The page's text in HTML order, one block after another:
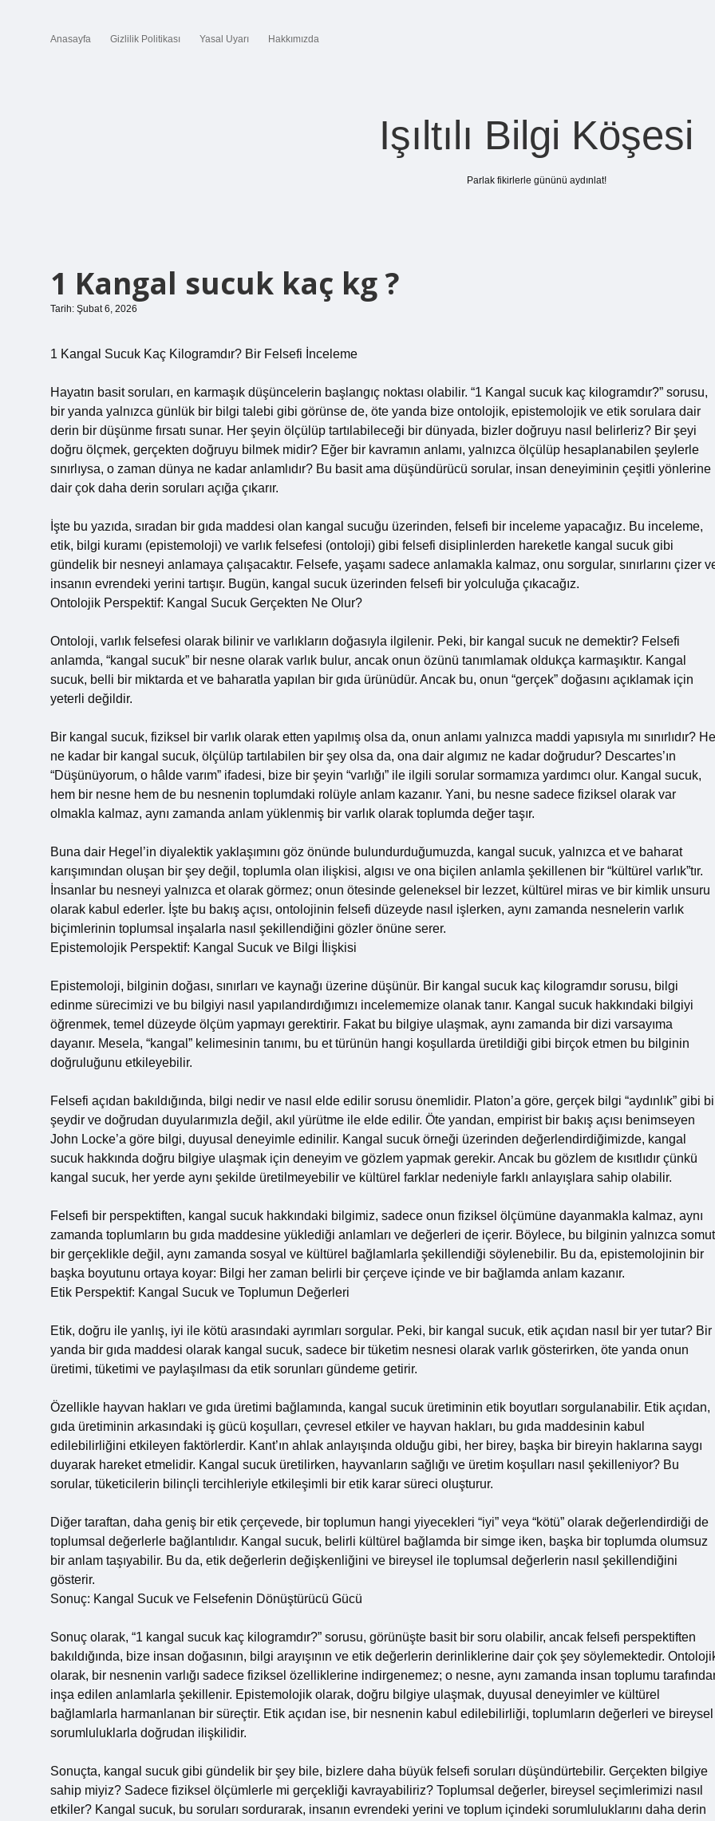
Anasayfa Gizlilik Politikası Yasal Uyarı Hakkımızda
Işıltılı Bilgi Köşesi
Parlak fikirlerle gününü aydınlat!
1 Kangal sucuk kaç kg ?
Tarih: Şubat 6, 2026
1 Kangal Sucuk Kaç Kilogramdır? Bir Felsefi İnceleme
Hayatın basit soruları, en karmaşık düşüncelerin başlangıç noktası olabilir. “1 Kangal sucuk kaç kilogramdır?” sorusu,
bir yanda yalnızca günlük bir bilgi talebi gibi görünse de, öte yanda bize ontolojik, epistemolojik ve etik sorulara dair
derin bir düşünme fırsatı sunar. Her şeyin ölçülüp tartılabileceği bir dünyada, bizler doğruyu nasıl belirleriz? Bir şeyi
doğru ölçmek, gerçekten doğruyu bilmek midir? Eğer bir kavramın anlamı, yalnızca ölçülüp hesaplanabilen şeylerle
sınırlıysa, o zaman dünya ne kadar anlamlıdır? Bu basit ama düşündürücü sorular, insan deneyiminin çeşitli yönlerine
dair çok daha derin soruları açığa çıkarır.
İşte bu yazıda, sıradan bir gıda maddesi olan kangal sucuğu üzerinden, felsefi bir inceleme yapacağız. Bu inceleme,
etik, bilgi kuramı (epistemoloji) ve varlık felsefesi (ontoloji) gibi felsefi disiplinlerden hareketle kangal sucuk gibi
gündelik bir nesneyi anlamaya çalışacaktır. Felsefe, yaşamı sadece anlamakla kalmaz, onu sorgular, sınırlarını çizer
insanın evrendeki yerini tartışır. Bugün, kangal sucuk üzerinden felsefi bir yolculuğa çıkacağız.
Ontolojik Perspektif: Kangal Sucuk Gerçekten Ne Olur?
Ontoloji, varlık felsefesi olarak bilinir ve varlıkların doğasıyla ilgilenir. Peki, bir kangal sucuk ne demektir? Felsefi
anlamda, “kangal sucuk” bir nesne olarak varlık bulur, ancak onun özünü tanımlamak oldukça karmaşıktır. Kangal
sucuk, belli bir miktarda et ve baharatla yapılan bir gıda ürünüdür. Ancak bu, onun “gerçek” doğasını açıklamak için
yeterli değildir.
Bir kangal sucuk, fiziksel bir varlık olarak etten yapılmış olsa da, onun anlamı yalnızca maddi yapısıyla mı sınırlıdır?
ne kadar bir kangal sucuk, ölçülüp tartılabilen bir şey olsa da, ona dair algımız ne kadar doğrudur? Descartes’ın
“Düşünüyorum, o hâlde varım” ifadesi, bize bir şeyin “varlığı” ile ilgili sorular sormamıza yardımcı olur. Kangal sucuk,
hem bir nesne hem de bu nesnenin toplumdaki rolüyle anlam kazanır. Yani, bu nesne sadece fiziksel olarak var
olmakla kalmaz, aynı zamanda anlam yüklenmiş bir varlık olarak toplumda değer taşır.
Buna dair Hegel’in diyalektik yaklaşımını göz önünde bulundurduğumuzda, kangal sucuk, yalnızca et ve baharat
karışımından oluşan bir şey değil, toplumla olan ilişkisi, algısı ve ona biçilen anlamla şekillenen bir “kültürel varlık”tır.
İnsanlar bu nesneyi yalnızca et olarak görmez; onun ötesinde geleneksel bir lezzet, kültürel miras ve bir kimlik unsuru
olarak kabul ederler. İşte bu bakış açısı, ontolojinin felsefi düzeyde nasıl işlerken, aynı zamanda nesnelerin varlık
biçimlerinin toplumsal inşalarla nasıl şekillendiğini gözler önüne serer.
Epistemolojik Perspektif: Kangal Sucuk ve Bilgi İlişkisi
Epistemoloji, bilginin doğası, sınırları ve kaynağı üzerine düşünür. Bir kangal sucuk kaç kilogramdır sorusu, bilgi
edinme sürecimizi ve bu bilgiyi nasıl yapılandırdığımızı incelememize olanak tanır. Kangal sucuk hakkındaki bilgiyi
öğrenmek, temel düzeyde ölçüm yapmayı gerektirir. Fakat bu bilgiye ulaşmak, aynı zamanda bir dizi varsayıma
dayanır. Mesela, “kangal” kelimesinin tanımı, bu et türünün hangi koşullarda üretildiği gibi birçok etmen bu bilginin
doğruluğunu etkileyebilir.
Felsefi açıdan bakıldığında, bilgi nedir ve nasıl elde edilir sorusu önemlidir. Platon’a göre, gerçek bilgi “aydınlık” gibi
şeydir ve doğrudan duyularımızla değil, akıl yürütme ile elde edilir. Öte yandan, empirist bir bakış açısı benimseyen
John Locke’a göre bilgi, duyusal deneyimle edinilir. Kangal sucuk örneği üzerinden değerlendirdiğimizde, kangal
sucuk hakkında doğru bilgiye ulaşmak için deneyim ve gözlem yapmak gerekir. Ancak bu gözlem de kısıtlıdır çünkü
kangal sucuk, her yerde aynı şekilde üretilmeyebilir ve kültürel farklar nedeniyle farklı anlayışlara sahip olabilir.
Felsefi bir perspektiften, kangal sucuk hakkındaki bilgimiz, sadece onun fiziksel ölçümüne dayanmakla kalmaz, aynı
zamanda toplumların bu gıda maddesine yüklediği anlamları ve değerleri de içerir. Böylece, bu bilginin yalnızca somut
bir gerçeklikle değil, aynı zamanda sosyal ve kültürel bağlamlarla şekillendiği söylenebilir. Bu da, epistemolojinin bir
başka boyutunu ortaya koyar: Bilgi her zaman belirli bir çerçeve içinde ve bir bağlamda anlam kazanır.
Etik Perspektif: Kangal Sucuk ve Toplumun Değerleri
Etik, doğru ile yanlış, iyi ile kötü arasındaki ayrımları sorgular. Peki, bir kangal sucuk, etik açıdan nasıl bir yer tutar? Bir
yanda bir gıda maddesi olarak kangal sucuk, sadece bir tüketim nesnesi olarak varlık gösterirken, öte yanda onun
üretimi, tüketimi ve paylaşılması da etik sorunları gündeme getirir.
Özellikle hayvan hakları ve gıda üretimi bağlamında, kangal sucuk üretiminin etik boyutları sorgulanabilir. Etik açıdan,
gıda üretiminin arkasındaki iş gücü koşulları, çevresel etkiler ve hayvan hakları, bu gıda maddesinin kabul
edilebilirliğini etkileyen faktörlerdir. Kant’ın ahlak anlayışında olduğu gibi, her birey, başka bir bireyin haklarına saygı
duyarak hareket etmelidir. Kangal sucuk üretilirken, hayvanların sağlığı ve üretim koşulları nasıl şekilleniyor? Bu
sorular, tüketicilerin bilinçli tercihleriyle etkileşimli bir etik karar süreci oluşturur.
Diğer taraftan, daha geniş bir etik çerçevede, bir toplumun hangi yiyecekleri “iyi” veya “kötü” olarak değerlendirdiği de
toplumsal değerlerle bağlantılıdır. Kangal sucuk, belirli kültürel bağlamda bir simge iken, başka bir toplumda olumsuz
bir anlam taşıyabilir. Bu da, etik değerlerin değişkenliğini ve bireysel ile toplumsal değerlerin nasıl şekillendiğini
gösterir.
Sonuç: Kangal Sucuk ve Felsefenin Dönüştürücü Gücü
Sonuç olarak, “1 kangal sucuk kaç kilogramdır?” sorusu, görünüşte basit bir soru olabilir, ancak felsefi perspektiften
bakıldığında, bize insan doğasının, bilgi arayışının ve etik değerlerin derinliklerine dair çok şey söylemektedir.
olarak, bir nesnenin varlığı sadece fiziksel özelliklerine indirgenemez; o nesne, aynı zamanda insan toplumu
inşa edilen anlamlarla şekillenir. Epistemolojik olarak, doğru bilgiye ulaşmak, duyusal deneyimler ve kültürel
bağlamlarla harmanlanan bir süreçtir. Etik açıdan ise, bir nesnenin kabul edilebilirliği, toplumların değerleri ve bireysel
sorumluluklarla doğrudan ilişkilidir.
Sonuçta, kangal sucuk gibi gündelik bir şey bile, bizlere daha büyük felsefi soruları düşündürtebilir. Gerçekten bilgiye
sahip miyiz? Sadece fiziksel ölçümlerle mi gerçekliği kavrayabiliriz? Toplumsal değerler, bireysel seçimlerimizi nasıl
etkiler? Kangal sucuk, bu soruları sordurarak, insanın evrendeki yerini ve toplum içindeki sorumluluklarını daha derin